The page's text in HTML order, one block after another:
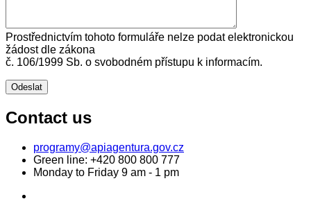
Prostřednictvím tohoto formuláře nelze podat elektronickou
žádost dle zákona
č. 106/1999 Sb. o svobodném přístupu k informacím.
Contact us
programy@apiagentura.gov.cz
Green line: +420 800 800 777
Monday to Friday 9 am - 1 pm